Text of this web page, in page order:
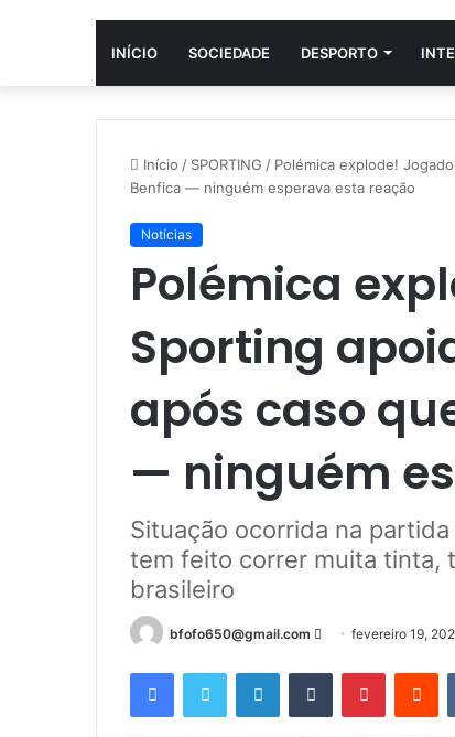
INÍCIO SOCIEDADE DESPORTO
Início / SPORTING / Polémica explode!
Benfica — ninguém esperava esta reação
Notícias
Polémica
Sporting
após caso
— ninguém
Situação ocorrida na
tem feito correr muita tinta,
brasileiro
bfofo650@gmail.com
Mande
mail
fevereiro 19,
FacebookTwitter LinkedinTumblr Pinterest